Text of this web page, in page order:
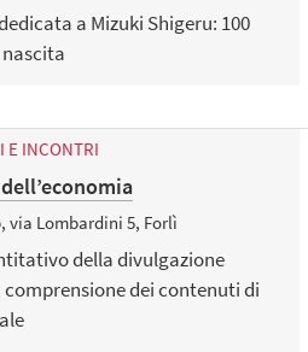
a Mizuki Shigeru: 100
E INCONTRI
via Lombardini 5, Forlì
della divulgazione
dei contenuti di